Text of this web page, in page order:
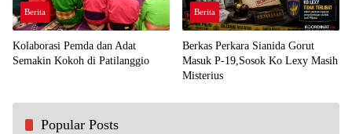
Berita
Kolaborasi Pemda dan Adat
Semakin Kokoh di Patilanggio
Berita
Berkas Perkara Sianida Gorut
Masuk P-19,Sosok Ko Lexy Masih
Misterius
Popular Posts